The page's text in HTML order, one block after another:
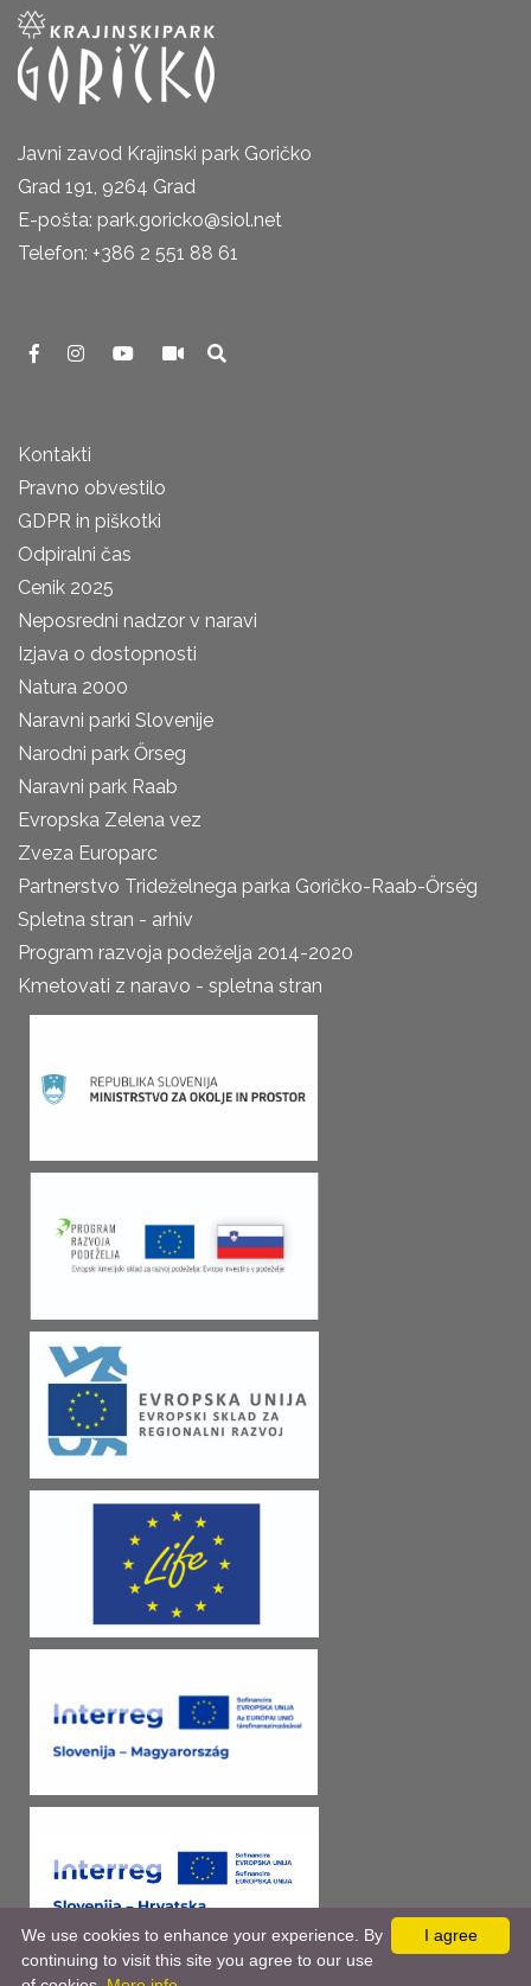
Javni zavod Krajinski park Goričko
Grad 191, 9264 Grad
E-pošta: park.goricko@siol.net
Telefon: +386 2 551 88 61
Kontakti
Pravno obvestilo
GDPR in piškotki
Odpiralni čas
Cenik 2025
Neposredni nadzor v naravi
Izjava o dostopnosti
Natura 2000
Naravni parki Slovenije
Narodni park Őrseg
Naravni park Raab
Evropska Zelena vez
Zveza Europarc
Partnerstvo Trideželnega parka Goričko-Raab-Őrség
Spletna stran - arhiv
Program razvoja podeželja 2014-2020
Kmetovati z naravo - spletna stran
I agree
We use cookies to enhance your experience. By
continuing to visit this site you agree to our use